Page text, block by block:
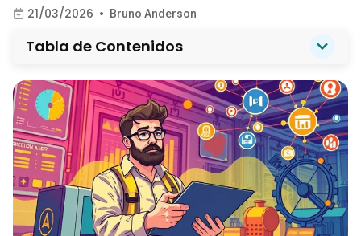
21/03/2026 • Bruno Anderson
Tabla de Contenidos